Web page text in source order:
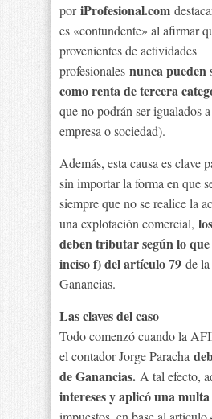
poriProfesional.com
es «contundente» al afirmar
provenientes de actividades
profesionales nunca pueden
como renta de tercera
que no podrán ser igualados
empresa o sociedad).
Además, esta causa es clave
sin importar la forma en que
siempre que no se realice la
una explotación comercial,
deben tributar según lo que
inciso f) del artículo 79 de
Ganancias.
Las claves del caso
Todo comenzó cuando la
el contador Jorge Paracha
de Ganancias. A tal efecto,
intereses y aplicó una multa